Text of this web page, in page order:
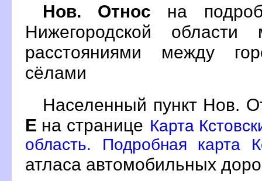
Нов. Относ на
Нижегородской
расстояниями между
сёлами
Населенный пункт Нов.
Е на странице Карта
область. Подробная карта
атласа автомобильных